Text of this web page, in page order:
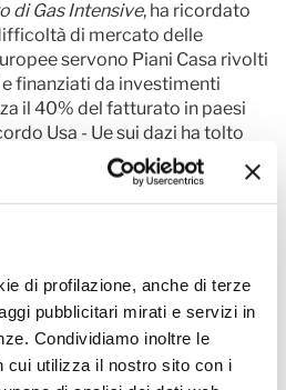
di profilazione, anche di terze
pubblicitari mirati e servizi in
Condividiamo inoltre le
cui utilizza il nostro sito con i
di Gas Intensive, ha ricordato
di mercato delle
servono Piani Casa rivolti
finanziati da investimenti
il 40% del fatturato in paesi
Usa - Ue sui dazi ha tolto
devono ora scontare la
Il vero problema sono le
ambientale e
richiedono interventi
campioni di efficienza
non esistono alternative
naturale, per il quale la
ceramiche italiane 100 milioni
investimenti. Mario Draghi ha